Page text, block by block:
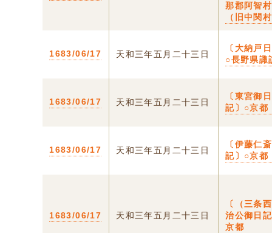
那郡阿智
（旧中関
1683/06/17 天和三年五月二十三日
〔大納戸
○長野県諏
1683/06/17 天和三年五月二十三日
〔東宮御
記〕○京都
1683/06/17 天和三年五月二十三日
〔伊藤仁
記〕○京都
1683/06/17 天和三年五月二十三日
〔（三条
治公御日
京都